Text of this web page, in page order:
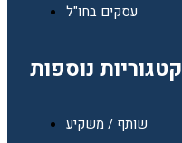
עסקים בחו"ל
קטגוריות נוספות
שותף / משקיע